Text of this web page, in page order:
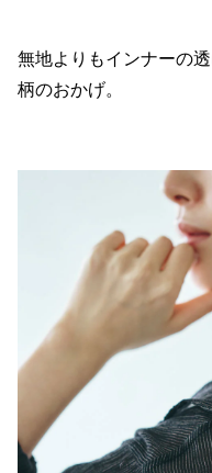
無地よりもインナーの
柄のおかげ。